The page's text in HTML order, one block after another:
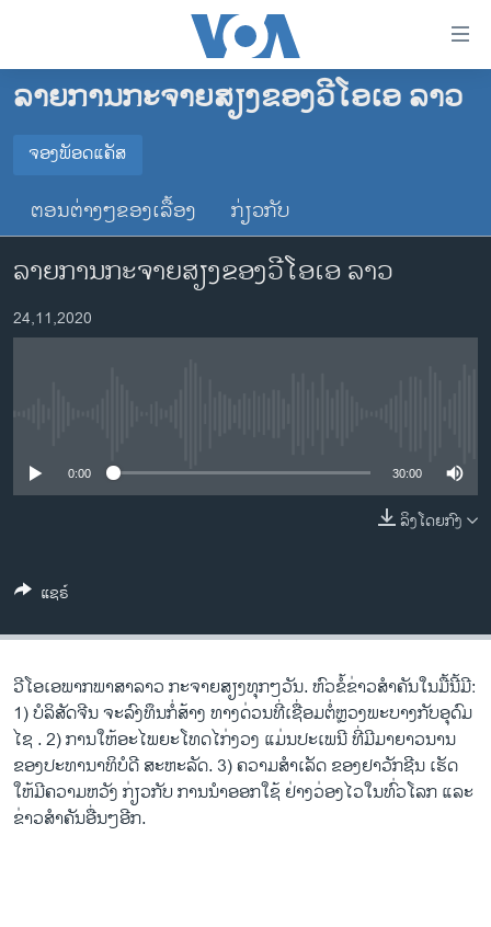
ເຂົ້າ
ຂ້າມ
ໄປ
ຊອກ
ຄົ້ນ
ໂຮມເພຈ
ລາວ
ອາເມຣິກາ
ການເລືອກຕັ້ງ ປະທານາທີບໍດີ ສະຫະລັດ 2024
ຂ່າວ​ຈີນ
ໂລກ
ຊຸມຊົນຊາວລາວ
ພາສາອັງກິດ
ວີດີໂອ
ລາຍການກະຈາຍສຽງ
ລາຍງານ
ຕິດຕາມພວກເຮົາ ທີ່
ພາສາຕ່າງໆ
ລາຍການກະຈາຍສຽງຂອງວີໂອເອ ລາວ
ຈອງພັອດແຄັສ
ຈອງພັອດແຄັສ
ຕອນຕ່າງໆຂອງເລື້ອງ ກ່ຽວກັບ
ລາຍການກະຈາຍສຽງຂອງວີໂອເອ ລາວ
24,11,2020
0:00 30:00
ລິງໂດຍກົງ
ແຊຣ໌
ວີໂອເອພາກພາສາລາວ ກະຈາຍສຽງທຸກໆວັນ. ຫົວຂໍ້ຂ່າວສໍາຄັນໃນມື້ນີ້ມີ:
1) ບໍລິສັດຈີນ ຈະລົງທຶນກໍ່ສ້າງ ທາງດ່ວນທີ່ເຊື່ອມຕໍ່ຫຼວງພະບາງກັບອຸດົມ
ໄຊ . 2) ການໃຫ້ອະໄພຍະໂທດໄກ່ງວງ ແມ່ນປະເພນີ ທີ່ມີມາຍາວນານ
ຂອງປະທານາທິບໍດີ ສະຫະລັດ. 3) ຄວາມສຳເລັດ ຂອງຢາວັກຊີນ ເຮັດ
ໃຫ້ມີຄວາມຫວັງ ກ່ຽວກັບ ການນຳອອກໃຊ້ ຢ່າງວ່ອງໄວໃນທົ່ວໂລກ ແລະ
ຂ່າວສໍາຄັນອື່ນໆອີກ.